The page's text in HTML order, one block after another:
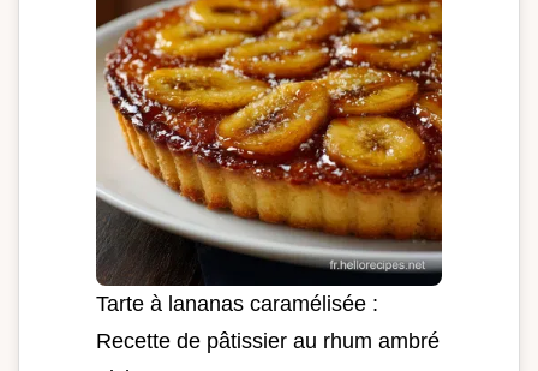
Tarte à lananas caramélisée :
Recette de pâtissier au rhum ambré